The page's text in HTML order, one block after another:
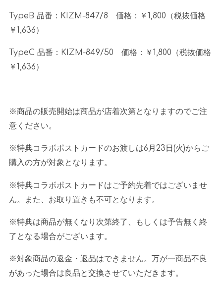
TypeB 品番： KIZM-847/8 価格：￥1,800 （税抜価格
￥1,636）
TypeC 品番： KIZM-849/50 価格：￥1,800 （税抜価格
￥1,636）
※商品の販売開始は商品が店着次第となりますのでご注
意ください。
※特典コラボポストカードのお渡しは6 月 23 日 (火)からご
購入の方が対象となります。
※特典コラボポストカードはご予約先着ではございませ
ん。また、お取り置きも不可となります。
※特典は商品が無くなり次第終了、もしくは予告無く終
了となる場合がございます。
※対象商品の返金・返品はできません。万が一商品不良
があった場合は良品と交換させていただきます。